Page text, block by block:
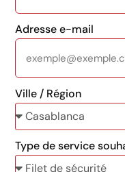
Adresse e-mail
Ville / Région
Type de service